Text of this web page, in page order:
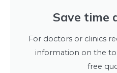
Save time
For doctors or clinics
information on the
free